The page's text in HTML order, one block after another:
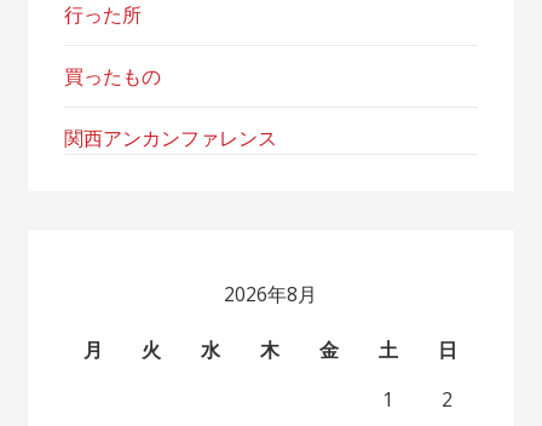
行った所
買ったもの
関西アンカンファレンス
2026年8月
月 火 水 木 金 土 日
1
2